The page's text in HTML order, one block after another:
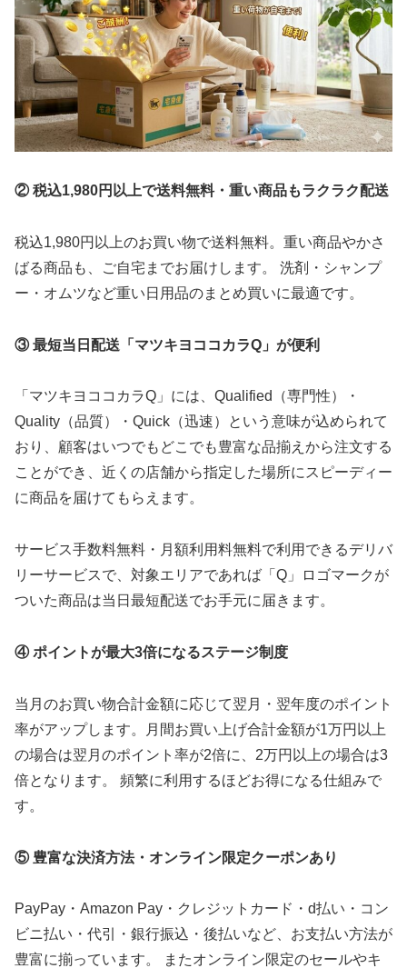
② 税込1,980円以上で送料無料・重い商品もラクラク配送
税込1,980円以上のお買い物で送料無料。重い商品やかさ
ばる商品も、ご自宅までお届けします。 洗剤・シャンプ
ー・オムツなど重い日用品のまとめ買いに最適です。
③ 最短当日配送「マツキヨココカラQ」が便利
「マツキヨココカラQ」には、Qualified（専門性）・
Quality（品質）・Quick（迅速）という意味が込められて
おり、顧客はいつでもどこでも豊富な品揃えから注文する
ことができ、近くの店舗から指定した場所にスピーディー
に商品を届けてもらえます。
サービス手数料無料・月額利用料無料で利用できるデリバ
リーサービスで、対象エリアであれば「Q」ロゴマークが
ついた商品は当日最短配送でお手元に届きます。
④ ポイントが最大3倍になるステージ制度
当月のお買い物合計金額に応じて翌月・翌年度のポイント
率がアップします。月間お買い上げ合計金額が1万円以上
の場合は翌月のポイント率が2倍に、2万円以上の場合は3
倍となります。 頻繁に利用するほどお得になる仕組みで
す。
⑤ 豊富な決済方法・オンライン限定クーポンあり
PayPay・Amazon Pay・クレジットカード・d払い・コン
ビニ払い・代引・銀行振込・後払いなど、お支払い方法が
豊富に揃っています。 またオンライン限定のセールやキ